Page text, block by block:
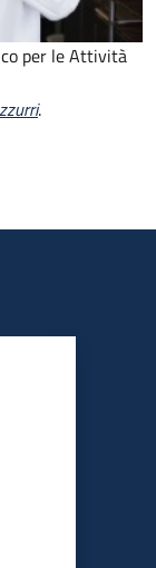
per le Attività
.